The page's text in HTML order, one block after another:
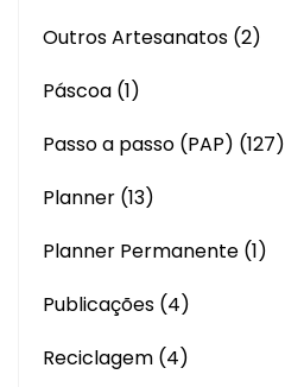
Outros Artesanatos (2)
Páscoa (1)
Passo a passo (PAP) (127)
Planner (13)
Planner Permanente (1)
Publicações (4)
Reciclagem (4)